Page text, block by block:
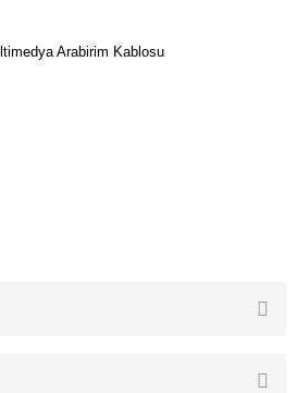
Arabirim Kablosu